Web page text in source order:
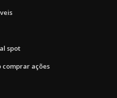
spot
ações